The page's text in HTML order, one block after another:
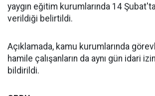
yaygın eğitim kurumlarında 14
verildiği belirtildi.
Açıklamada, kamu kurumlarında
hamile çalışanların da aynı gün idari
bildirildi.